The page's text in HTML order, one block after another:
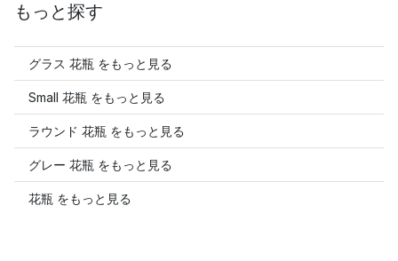
もっと探す
グラス 花瓶 をもっと見る
Small 花瓶 をもっと見る
ラウンド 花瓶 をもっと見る
グレー 花瓶 をもっと見る
花瓶 をもっと見る